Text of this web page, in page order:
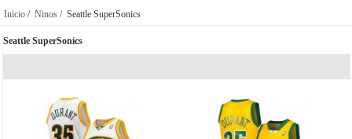
Inicio / Ninos / Seattle SuperSonics
Seattle SuperSonics